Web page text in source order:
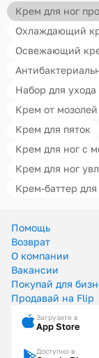
Крем для ног
Охлаждающий
Освежающий
Набор для
Крем от мозолей
Крем для пяток
Крем для ног с
Крем для ног
Крем-баттер для
Помощь
Возврат
О компании
Вакансии
Покупай для
Продавай на Flip
Загрузите в
App Store
Доступно в